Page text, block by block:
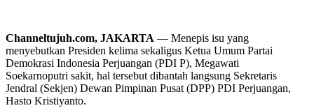
Channeltujuh.com, JAKARTA — Menepis isu yang
menyebutkan Presiden kelima sekaligus Ketua Umum Partai
Demokrasi Indonesia Perjuangan (PDI P), Megawati
Soekarnoputri sakit, hal tersebut dibantah langsung Sekretaris
Jendral (Sekjen) Dewan Pimpinan Pusat (DPP) PDI Perjuangan,
Hasto Kristiyanto.